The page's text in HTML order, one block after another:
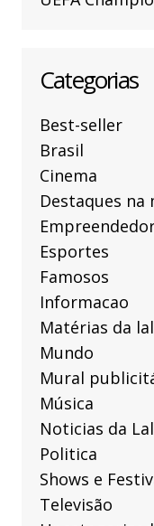
Categorias
Best-seller
Brasil
Cinema
Destaques na
Esportes
Famosos
Informacao
Matérias da
Mundo
Mural
Música
Noticias da
Politica
Shows e
Televisão